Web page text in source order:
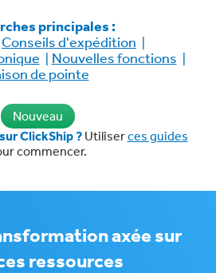
principales :
Conseils d'expédition
Nouvelles fonctions
de pointe
Nouveau
ClickShip ?Utiliserces guides
commencer.
axée sur
ressources